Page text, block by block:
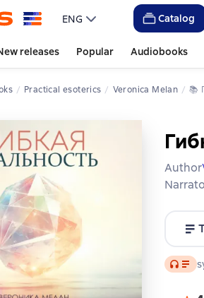
ENG Catalog
releases Popular Audiobooks
Practical esoterics Veronica Melan 📚
Author
Audio